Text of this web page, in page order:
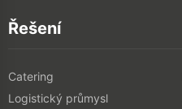
Řešení
Catering
Logistický průmysl